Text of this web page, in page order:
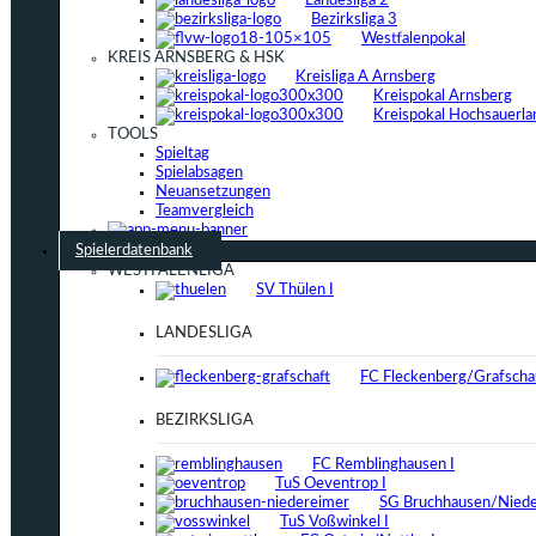
Bezirksliga 3
Westfalenpokal
KREIS ARNSBERG & HSK
Kreisliga A Arnsberg
Kreispokal Arnsberg
Kreispokal
TOOLS
Spieltag
Spielabsagen
Neuansetzungen
Teamvergleich
Spielerdatenbank
WESTFALENLIGA
SV Thülen I
LANDESLIGA
FC Fleckenberg/
BEZIRKSLIGA
FC Remblinghausen I
TuS Oeventrop I
SG Bruchhausen/
TuS Voßwinkel I